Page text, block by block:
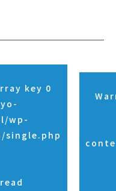
key 0
wp-
single.php